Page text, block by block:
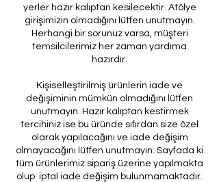
yerler hazır kalıptan kesilecektir. Atölye
girişimizin olmadığını lütfen unutmayın.
Herhangi bir sorunuz varsa, müşteri
temsilcilerimiz her zaman yardıma
hazırdır.
Kişiselleştirilmiş ürünlerin iade ve
değişiminin mümkün olmadığını lütfen
unutmayın. Hazır kalıptan kestirmek
tercihiniz ise bu üründe sıfırdan size özel
olarak yapılacağını ve iade değişim
olmayacağını lütfen unutmayın. Sayfada ki
tüm ürünlerimiz sipariş üzerine yapılmakta
olup iptal iade değişim bulunmamaktadır.